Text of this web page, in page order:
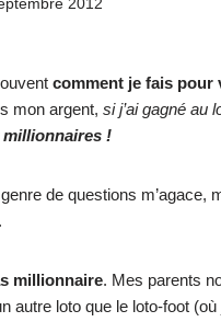
2012
comment je fais pour
mon argent, si j’ai gagné au
!
de questions m’agace,
.
millionnaire. Mes parents
autre loto que le loto-foot (où